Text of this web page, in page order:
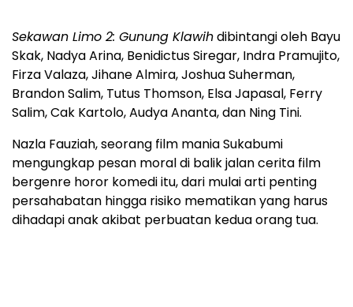
Sekawan Limo 2: Gunung Klawihdibintangi oleh Bayu
Skak, Nadya Arina, Benidictus Siregar, Indra Pramujito,
Firza Valaza, Jihane Almira, Joshua Suherman,
Brandon Salim, Tutus Thomson, Elsa Japasal, Ferry
Salim, Cak Kartolo, Audya Ananta, dan Ning Tini.
Nazla Fauziah, seorang film mania Sukabumi
mengungkap pesan moral di balik jalan cerita film
bergenre horor komedi itu, dari mulai arti penting
persahabatan hingga risiko mematikan yang harus
dihadapi anak akibat perbuatan kedua orang tua.